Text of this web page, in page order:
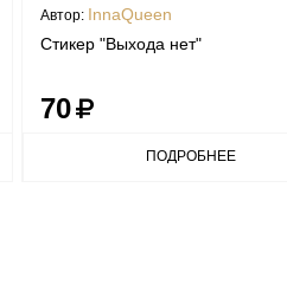
Автор: InnaQueen
Стикер "Выхода нет"
70
ПОДРОБНЕЕ